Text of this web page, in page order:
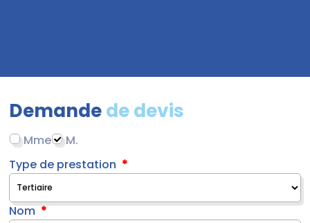
Demandede devis
Mme
M.
Type de prestation
Nom